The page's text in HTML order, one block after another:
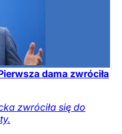
dama zwróciła
zwróciła się do